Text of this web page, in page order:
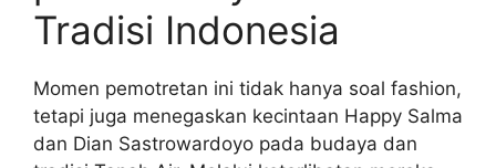
Tradisi Indonesia
Momen pemotretan ini tidak hanya soal fashion,
tetapi juga menegaskan kecintaan Happy Salma
dan Dian Sastrowardoyo pada budaya dan